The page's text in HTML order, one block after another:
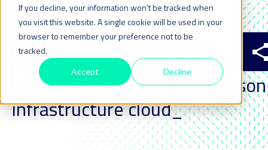
If you decline, your information won’t be tracked when
you visit this website. A single cookie will be used in your
browser to remember your preference not to be
tracked.
Accept Decline
CASE STUDY
Opisto choisit BSO pour
accompagner l’évolution de son
infrastructure cloud_